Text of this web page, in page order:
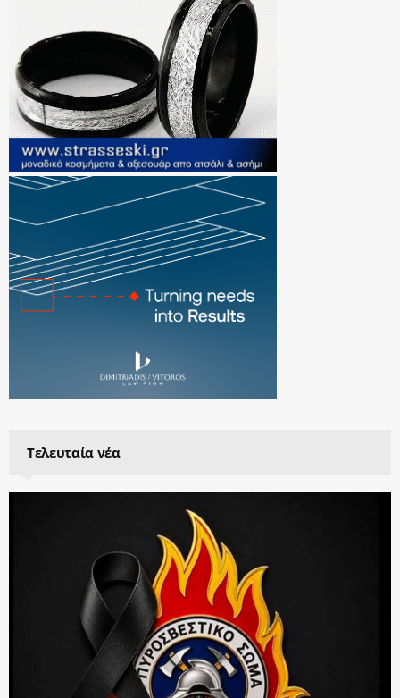
Τελευταία νέα